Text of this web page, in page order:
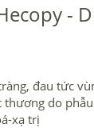
-
đau tức
thương do
xạ trị